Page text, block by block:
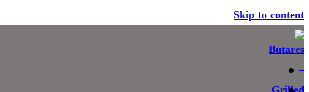
Skip to content